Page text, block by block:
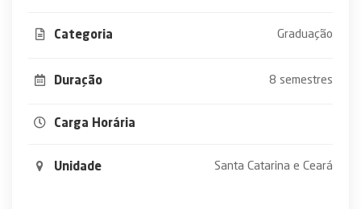
Categoria Graduação
Duração 8 semestres
Carga Horária
Unidade Santa Catarina e Ceará